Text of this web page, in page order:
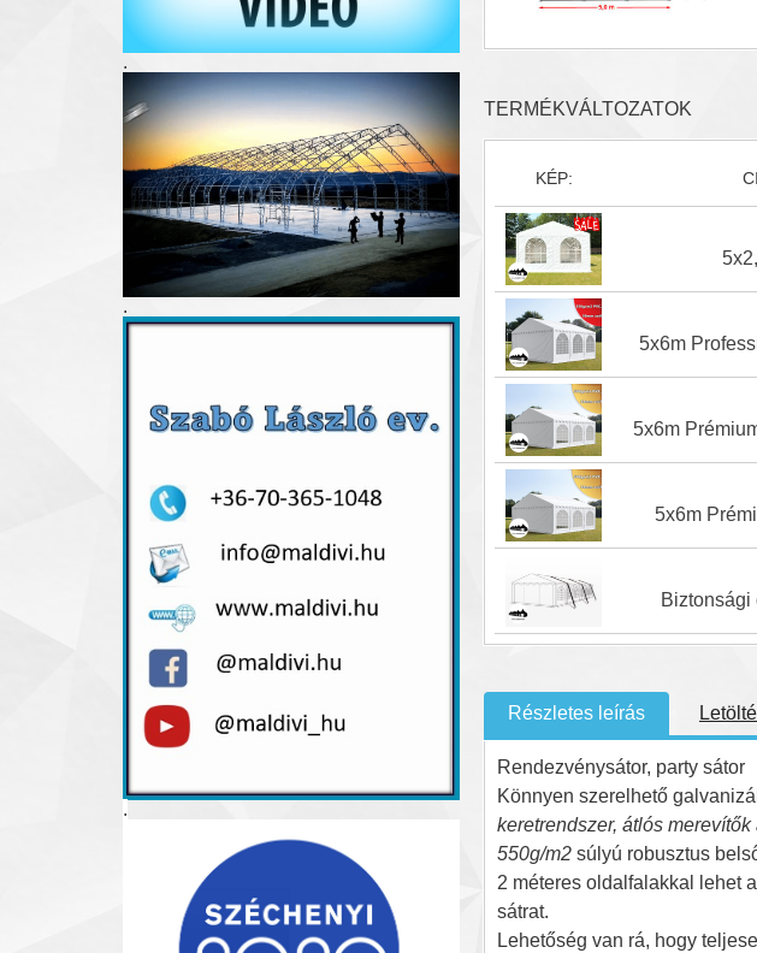
.
.
.
TERMÉKVÁLTOZATOK
KÉP:
5x6m
5x6m
5x6m
Biztonsági
Részletes leírás
Rendezvénysátor, party sátor
Könnyen szerelhető
keretrendszer, átlós
550g/m2 súlyú robusztus
2 méteres oldalfalakkal lehet
sátrat.
Lehetőség van rá, hogy